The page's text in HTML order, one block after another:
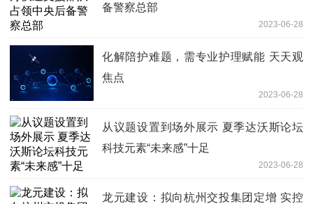
备警察总部
2023-06-28
化解陪护难题，需专业护理赋能 天天观
焦点
2023-06-28
从议题设置到场外展示 夏季达沃斯论坛
科技元素“未来感”十足
2023-06-28
龙元建设：拟向杭州交投集团定增 实控